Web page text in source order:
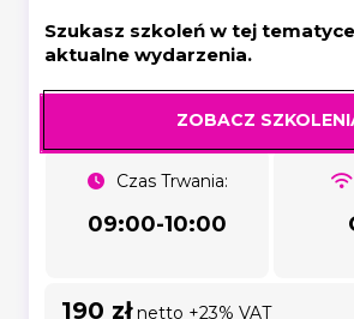
Szukasz szkoleń w tej
aktualne wydarzenia.
ZOBACZ
Czas Trwania:
09:00-10:00
190 złnetto +23% VAT